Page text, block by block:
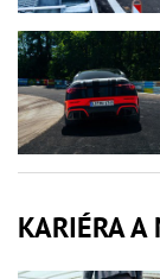
KARIÉRA A